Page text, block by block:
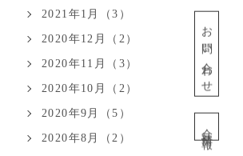
お問い合わせ
会社情報
2021年1月（3）
2020年12月（2）
2020年11月（3）
2020年10月（2）
2020年9月（5）
2020年8月（2）